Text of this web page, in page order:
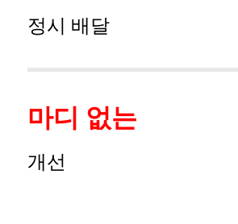
정시 배달
마디 없는
개선